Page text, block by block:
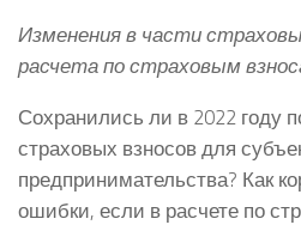
Изменения в части
расчета по страховым
Сохранились ли в 2022 году
страховых взносов для
предпринимательства? Как
ошибки, если в расчете по